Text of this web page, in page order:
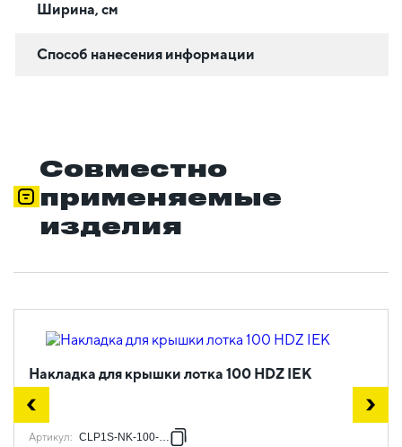
Ширина, см
Способ нанесения информации
Совместно
применяемые
изделия
Накладка для крышки лотка 100 HDZ IEK
Артикул: CLP1S-NK-100-HDZ